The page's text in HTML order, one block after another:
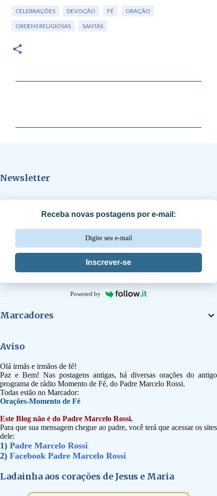
CELEBRAÇÕES DEVOÇÃO FÉ ORAÇÃO
ORDENS RELIGIOSAS SANTAS
á
s
Newsletter
Receba novas postagens por e-mail:
Inscrever-se
Powered by
Marcadores
Aviso
Olá irmãs e irmãos de fé!
Paz e Bem! Nas postagens antigas, há diversas orações do antigo
programa de rádio Momento de Fé, do Padre Marcelo Rossi.
Todas estão no Marcador:
Orações-Momento de Fé
Este Blog não é do Padre Marcelo Rossi.
Para que sua mensagem chegue ao padre, você terá que acessar os sites
dele:
1) Padre Marcelo Rossi
2) Facebook Padre Marcelo Rossi
Ladainha aos corações de Jesus e Maria